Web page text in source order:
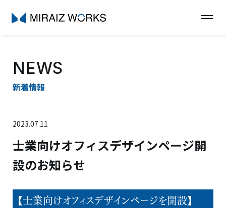
NEWS
新着情報
2023.07.11
士業向けオフィスデザインページ開
設のお知らせ
【士業向けオフィスデザインページを開設】